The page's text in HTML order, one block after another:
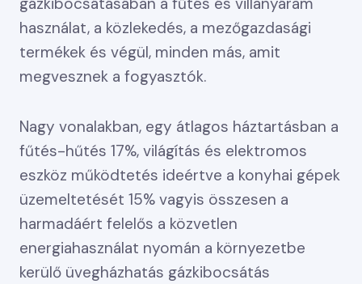
használat, a közlekedés, a mezőgazdasági
termékek és végül, minden más, amit
megvesznek a fogyasztók.
Nagy vonalakban, egy átlagos háztartásban a
fűtés-hűtés 17%, világítás és elektromos
eszköz működtetés ideértve a konyhai gépek
üzemeltetését 15% vagyis összesen a
harmadáért felelős a közvetlen
energiahasználat nyomán a környezetbe
kerülő üvegházhatás gázkibocsátás